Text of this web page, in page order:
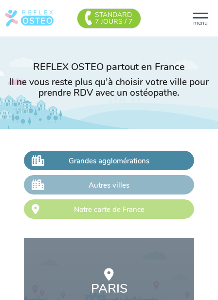
menu
STANDARD
7 JOURS / 7
REFLEX OSTEO partout en France
Il ne vous reste plus qu’à choisir votre ville pour
prendre RDV avec un ostéopathe.
Grandes agglomérations
Autres villes
Notre carte de France
PARIS